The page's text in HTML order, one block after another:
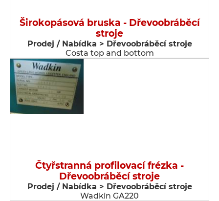
Širokopásová bruska - Dřevoobráběcí
stroje
Prodej / Nabídka > Dřevoobráběcí stroje
Costa top and bottom
Čtyřstranná profilovací frézka -
Dřevoobráběcí stroje
Prodej / Nabídka > Dřevoobráběcí stroje
Wadkin GA220